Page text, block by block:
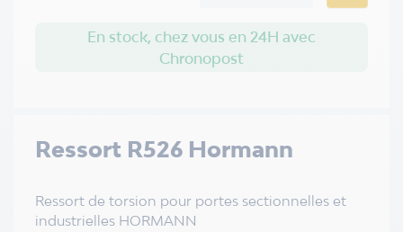
Ressort R526 Hormann
Ressort de torsion pour portes sectionnelles et
industrielles HORMANN
En stock, chez vous en 24H avec
Chronopost